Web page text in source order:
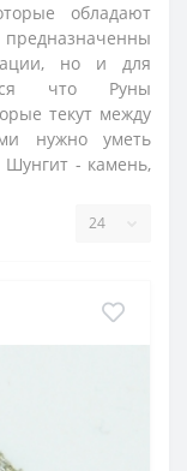
обладают
но и для
что Руны
текут между
нужно уметь
Шунгит - камень,